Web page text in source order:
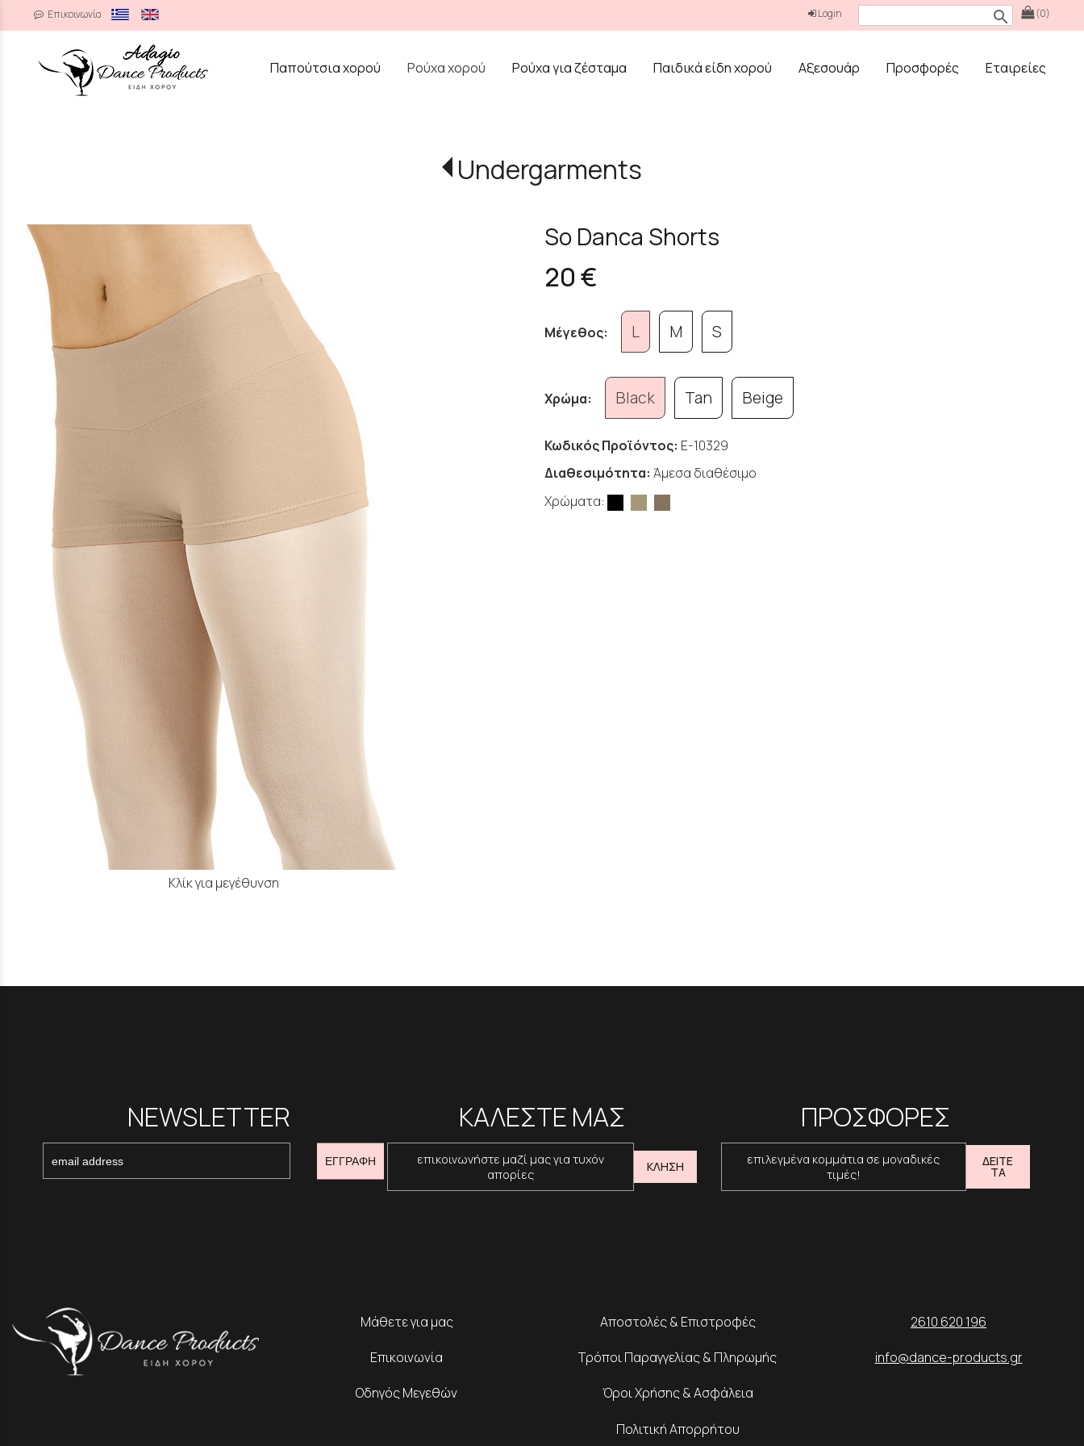
Επικοινωνία (0)
search
Login
Παπούτσια χορού
Ρούχα χορού Ρούχα για ζέσταμα Παιδικά είδη χορού Αξεσουάρ Προσφορές Εταιρείες
Undergarments
Κλίκ για μεγέθυνση
So Danca Shorts
20 €
Μέγεθος: L M S
Χρώμα: Black Tan Beige
Κωδικός Προϊόντος: E-10329
Διαθεσιμότητα: Άμεσα διαθέσιμο
Χρώματα:
NEWSLETTER
ΕΓΓΡΑΦΗ
ΚΑΛΕΣΤΕ ΜΑΣ
επικοινωνήστε μαζί μας για τυχόν
απορίες
ΚΛΗΣΗ
ΠΡΟΣΦΟΡΕΣ
επιλεγμένα κομμάτια σε μοναδικές
τιμές!
ΔΕΙΤΕ
ΤΑ
Μάθετε για μας
Επικοινωνία
Οδηγός Μεγεθών
Αποστολές & Επιστροφές
Τρόποι Παραγγελίας & Πληρωμής
Όροι Χρήσης & Ασφάλεια
Πολιτική Απορρήτου
2610 620 196
info@dance-products.gr